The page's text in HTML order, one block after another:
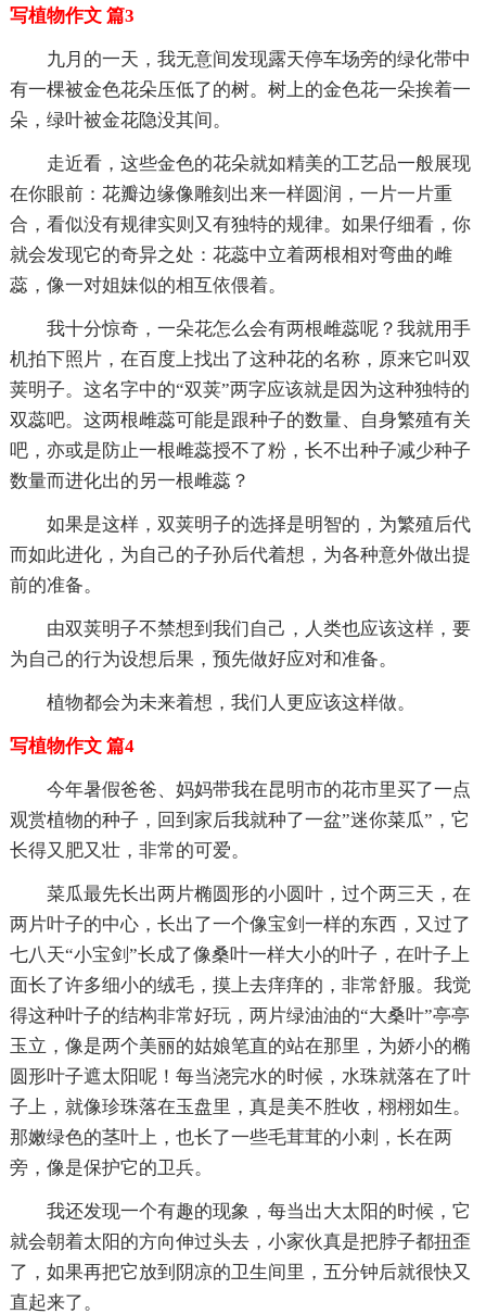
写植物作文 篇3
九月的一天，我无意间发现露天停车场旁的绿化带中
有一棵被金色花朵压低了的树。树上的金色花一朵挨着一
朵，绿叶被金花隐没其间。
走近看，这些金色的花朵就如精美的工艺品一般展现
在你眼前：花瓣边缘像雕刻出来一样圆润，一片一片重
合，看似没有规律实则又有独特的规律。如果仔细看，你
就会发现它的奇异之处：花蕊中立着两根相对弯曲的雌
蕊，像一对姐妹似的相互依偎着。
我十分惊奇，一朵花怎么会有两根雌蕊呢？我就用手
机拍下照片，在百度上找出了这种花的名称，原来它叫双
荚明子。这名字中的“双荚”两字应该就是因为这种独特的
双蕊吧。这两根雌蕊可能是跟种子的数量、自身繁殖有关
吧，亦或是防止一根雌蕊授不了粉，长不出种子减少种子
数量而进化出的另一根雌蕊？
如果是这样，双荚明子的选择是明智的，为繁殖后代
而如此进化，为自己的子孙后代着想，为各种意外做出提
前的准备。
由双荚明子不禁想到我们自己，人类也应该这样，要
为自己的行为设想后果，预先做好应对和准备。
植物都会为未来着想，我们人更应该这样做。
写植物作文 篇4
今年暑假爸爸、妈妈带我在昆明市的花市里买了一点
观赏植物的种子，回到家后我就种了一盆”迷你菜瓜”，它
长得又肥又壮，非常的可爱。
菜瓜最先长出两片椭圆形的小圆叶，过个两三天，在
两片叶子的中心，长出了一个像宝剑一样的东西，又过了
七八天“小宝剑”长成了像桑叶一样大小的叶子，在叶子上
面长了许多细小的绒毛，摸上去痒痒的，非常舒服。我觉
得这种叶子的结构非常好玩，两片绿油油的“大桑叶”亭亭
玉立，像是两个美丽的姑娘笔直的站在那里，为娇小的椭
圆形叶子遮太阳呢！每当浇完水的时候，水珠就落在了叶
子上，就像珍珠落在玉盘里，真是美不胜收，栩栩如生。
那嫩绿色的茎叶上，也长了一些毛茸茸的小刺，长在两
旁，像是保护它的卫兵。
我还发现一个有趣的现象，每当出大太阳的时候，它
就会朝着太阳的方向伸过头去，小家伙真是把脖子都扭歪
了，如果再把它放到阴凉的卫生间里，五分钟后就很快又
直起来了。